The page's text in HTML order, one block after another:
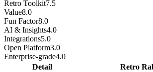
Retro Toolkit7.5
Value8.0
Fun Factor8.0
AI & Insights4.0
Integrations5.0
Open Platform3.0
Enterprise-grade4.0
Detail
Retro